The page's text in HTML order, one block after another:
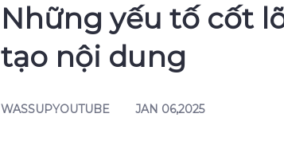
Những yếu tố cốt
tạo nội dung
WASSUPYOUTUBE JAN 06,2025